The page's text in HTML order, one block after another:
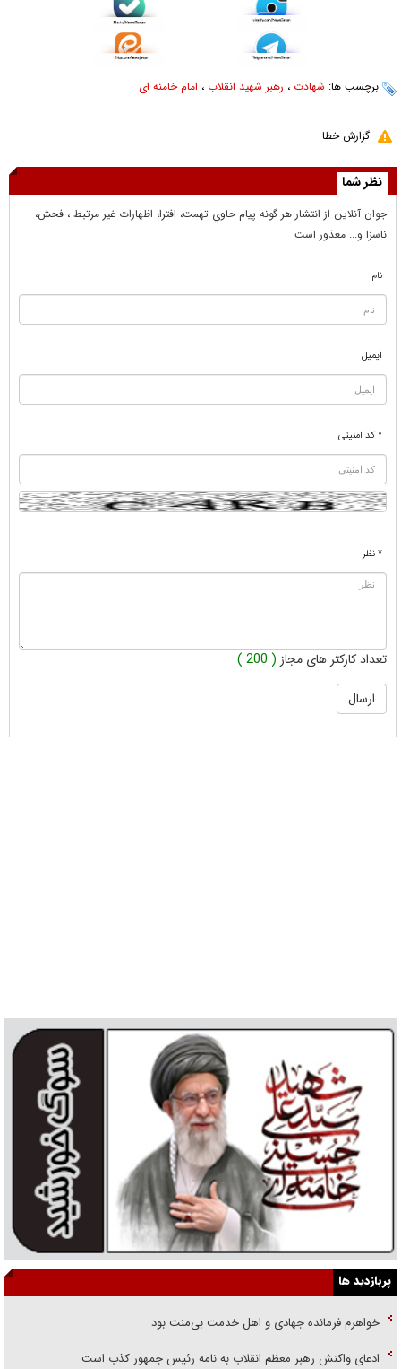
برچسب ها: شهادت ، رهبر شهید انقلاب ، امام خامنه ای
گزارش خطا
نظر شما
جوان آنلاين از انتشار هر گونه پيام حاوي تهمت، افترا، اظهارات غير مرتبط ، فحش،
ناسزا و... معذور است
نام
ایمیل
* کد امنیتی
* نظر
تعداد کارکتر های مجاز ( 200 )
پربازدید ها
خواهرم فرمانده جهادی و اهل خدمت بی‌منت بود
ادعای واکنش رهبر معظم انقلاب به نامه رئیس جمهور کذب است